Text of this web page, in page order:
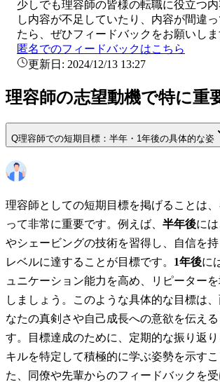
少しでも理容師の皆様の転職に役立つ
し内容が不足していたり、内容が間違
たら、ぜひフィードバックをお願いしま
匿名でのフィードバックはこちら
更新日: 2024/12/13 13:27
理容師の志望動機で特に重
Q理容師での短期目標：半年・1年後の具体的な姿
理容師としての短期目標を掲げることは
って非常に重要です。例えば、 半年後に
やシェービングの技術を習得し、自信を
レベルに達することが目標です。 1年後に
ュニケーション能力を高め、リピーター
しましょう。このような具体的な目標は
なたの真剣さや自己成長への意欲を伝え
す。目標達成のために、定期的な振り返
キルを特定して積極的に学ぶ姿勢を示す
た、同僚や先輩からのフィードバックを